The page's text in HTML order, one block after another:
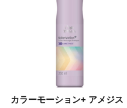
カラーモーション+ アメジス